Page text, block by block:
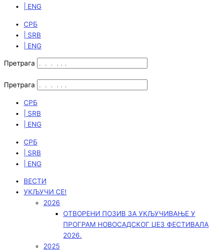
| ENG
СРБ
| SRB
| ENG
Претрага
Претрага
СРБ
| SRB
| ENG
СРБ
| SRB
| ENG
ВЕСТИ
УКЉУЧИ СЕ!
2026
ОТВОРЕНИ ПОЗИВ ЗА УКЉУЧИВАЊЕ У
ПРОГРАМ НОВОСАДСКОГ ЏЕЗ ФЕСТИВАЛА
2026.
2025